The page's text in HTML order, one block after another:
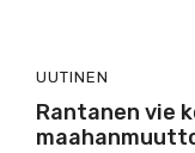
UUTINEN
Rantanen vie